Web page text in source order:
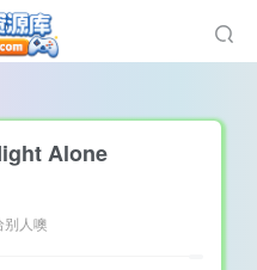
Alone
人噢